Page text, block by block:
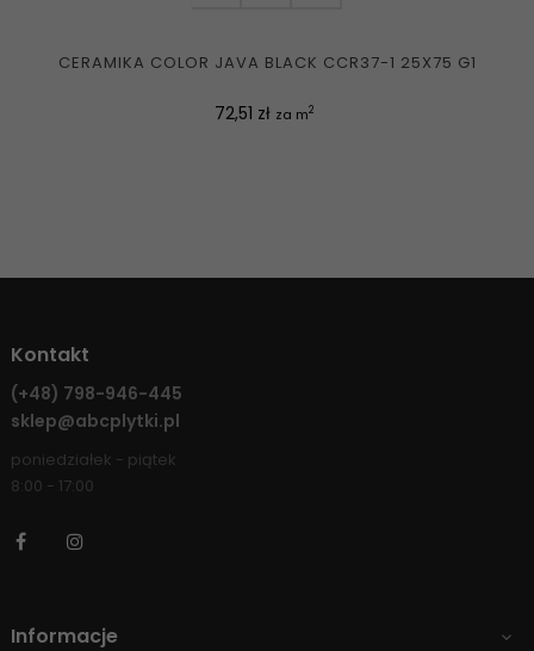
CERAMIKA COLOR JAVA BLACK CCR37-1 25X75 G1
Cena
72,51 zł za m2
Kontakt
(+48) 798-946-445
sklep@abcplytki.pl
poniedziałek - piątek
8:00 - 17:00
Facebook
Informacje 